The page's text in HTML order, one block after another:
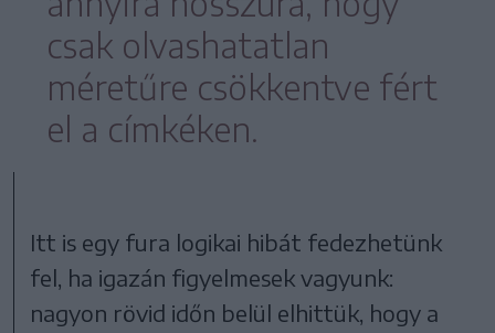
csak olvashatatlan
méretűre csökkentve fért
el a címkéken.
Itt is egy fura logikai hibát fedezhetünk
fel, ha igazán figyelmesek vagyunk:
nagyon rövid időn belül elhittük, hogy a